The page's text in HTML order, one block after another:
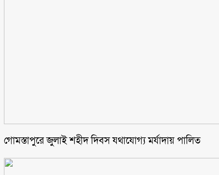
গোমস্তাপুরে জুলাই শহীদ দিবস যথাযোগ্য মর্যাদায় পালিত